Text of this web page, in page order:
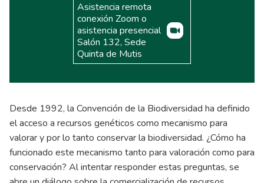
Asistencia remota
conexión Zoom o
asistencia presencial
Salón 132, Sede
Quinta de Mutis
Desde 1992, la Convención de la Biodiversidad ha definido
el acceso a recursos genéticos como mecanismo para
valorar y por lo tanto conservar la biodiversidad. ¿Cómo ha
funcionado este mecanismo tanto para valoración como para
conservación? Al intentar responder estas preguntas, se